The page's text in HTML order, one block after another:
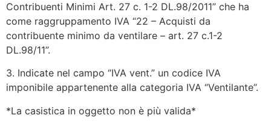
Contribuenti Minimi Art. 27 c. 1-2 DL.98/2011” che ha
come raggruppamento IVA “22 – Acquisti da
contribuente minimo da ventilare – art. 27 c.1-2
DL.98/11”.
3. Indicate nel campo “IVA vent.” un codice IVA
imponibile appartenente alla categoria IVA “Ventilante”.
*La casistica in oggetto non è più valida*